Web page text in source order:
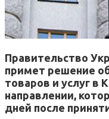
Правительство
примет решение
товаров и услуг в
направлении,
дней после